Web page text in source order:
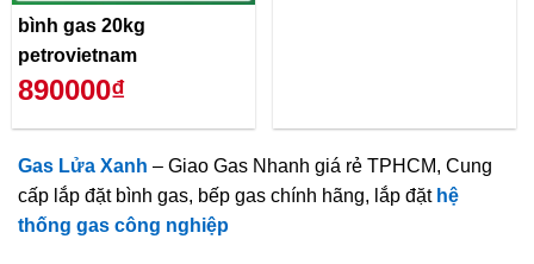
bình gas 20kg
petrovietnam
890000₫
Gas Lửa Xanh – Giao Gas Nhanh giá rẻ TPHCM, Cung
cấp lắp đặt bình gas, bếp gas chính hãng, lắp đặt hệ
thống gas công nghiệp